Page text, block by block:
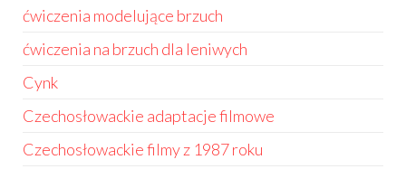
ćwiczenia modelujące brzuch
ćwiczenia na brzuch dla leniwych
Cynk
Czechosłowackie adaptacje filmowe
Czechosłowackie filmy z 1987 roku